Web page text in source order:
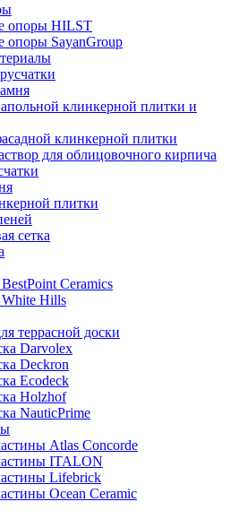
опоры HILST
опоры SayanGroup
клинкерной плитки и
клинкерной плитки
для облицовочного кирпича
плитки
сетка
Ceramics
Hills
террасной доски
Darvolex
Deckron
Ecodeck
Holzhof
NauticPrime
Atlas Concorde
ITALON
Lifebrick
Ocean Ceramic